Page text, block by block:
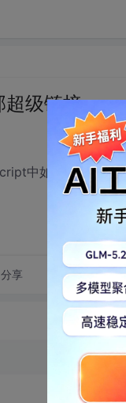
超级链接
中如何编写代码
分享 转发到动态